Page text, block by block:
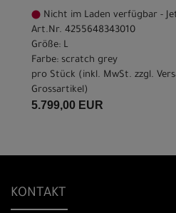
Nicht im Laden verfügbar -
Art.Nr. 4255648343010
Größe: L
Farbe: scratch grey
pro Stück (inkl. MwSt. zzgl.
Grossartikel)
5.799,00 EUR
KONTAKT